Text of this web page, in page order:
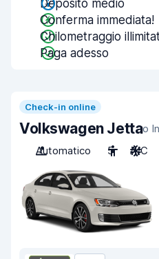
Deposito medio
Conferma immediata!
Chilometraggio
Paga adesso
Check-in online
Volkswagen Jettao
Automatico
5 A/C